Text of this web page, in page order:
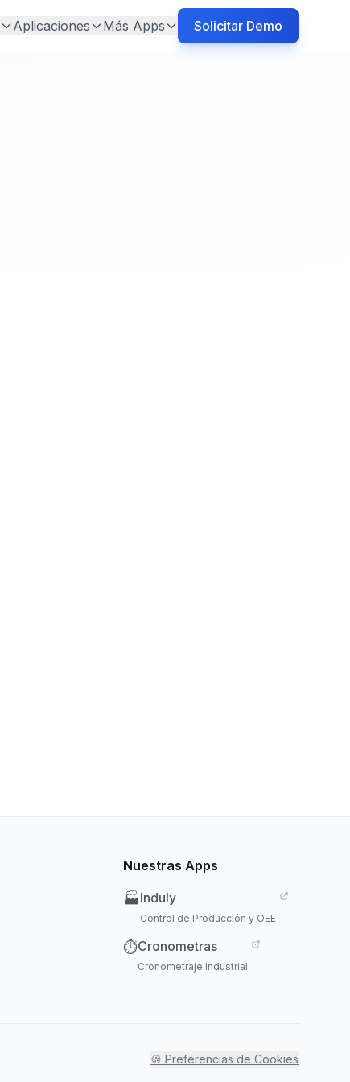
Aplicaciones Más Apps Solicitar Demo
Nuestras Apps
🏭 Induly
Control de Producción y OEE
⏱️Cronometras
Cronometraje Industrial
🍪 Preferencias de Cookies